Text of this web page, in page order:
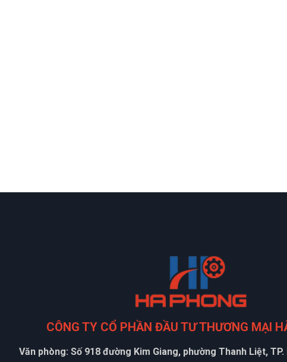
CÔNG TY CỔ PHẦN ĐẦU TƯ THƯƠNG MẠI
Văn phòng: Số 918 đường Kim Giang, phường Thanh Liệt, TP.